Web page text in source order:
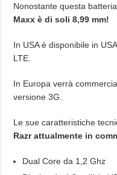
Nonostante questa
Maxx è di soli 8,99 mm!
In USA è disponibile in
LTE.
In Europa verrà
versione 3G.
Le sue caratteristiche
Razr attualmente in
Dual Core da 1,2 Ghz